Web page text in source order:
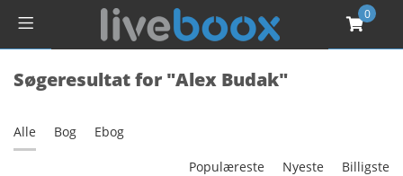
0
Søgeresultat for "Alex Budak"
Alle Bog Ebog
Populæreste Nyeste Billigste